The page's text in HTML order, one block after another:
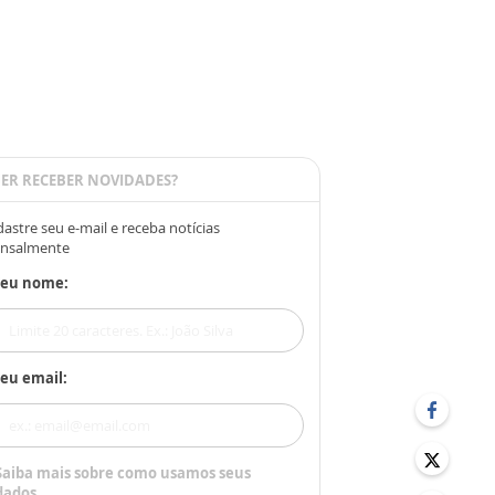
RECEBER NOVIDADES?
seu e-mail e receba notícias
nome:
email:
mais sobre como usamos seus